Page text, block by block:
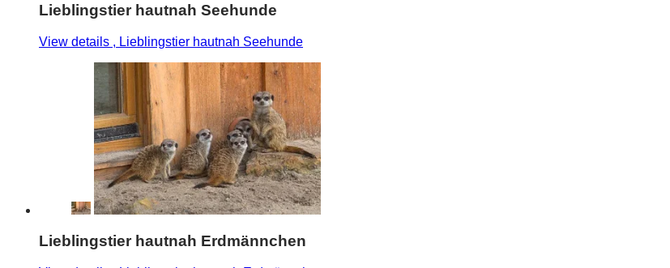
Lieblingstier hautnah Seehunde
View details , Lieblingstier hautnah Seehunde
Lieblingstier hautnah Erdmännchen